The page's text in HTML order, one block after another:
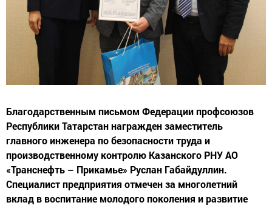
Республики Татарстан награжден заместитель
главного инженера по безопасности труда и
производственному контролю Казанского РНУ АО
«Транснефть – Прикамье» Руслан Габайдуллин.
Специалист предприятия отмечен за многолетний
вклад в воспитание молодого поколения и развитие
института наставничества.